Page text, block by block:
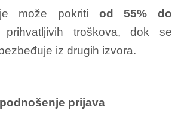
može pokriti od 55% do
troškova, dok se
iz drugih izvora.
prijava